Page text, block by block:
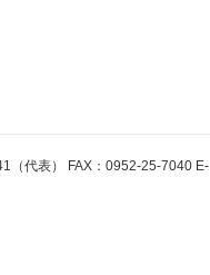
代表） FAX：0952-25-7040 E-